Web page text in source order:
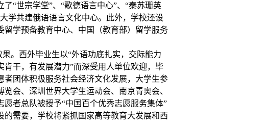
“世宗学堂”、“歌德语言中心”、“秦苏珊英
学共建俄语语言文化中心。此外，学校还设
学预备教育中心、中国（教育部）留学服务
。西外毕业生以“外语功底扎实，交际能力
干，有发展潜力”而深受用人单位欢迎，毕
团体积极服务社会经济文化发展，大学生参
会、深圳世界大学生运动会、南京青奥会、
者总队被授予“中国百个优秀志愿服务集体”
需要，学校将紧抓国家高等教育大发展和西